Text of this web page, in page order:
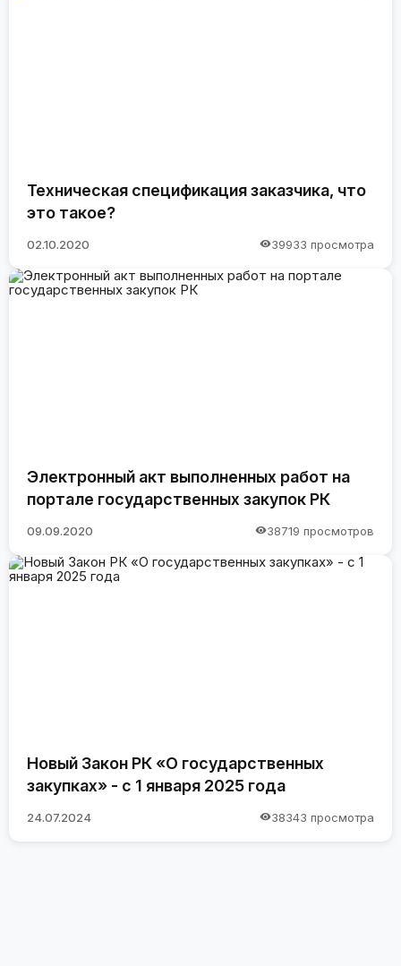
Техническая спецификация заказчика, что
это такое?
02.10.2020 39933 просмотра
Электронный акт выполненных работ на
портале государственных закупок РК
09.09.2020 38719 просмотров
Новый Закон РК «О государственных
закупках» - с 1 января 2025 года
24.07.2024 38343 просмотра